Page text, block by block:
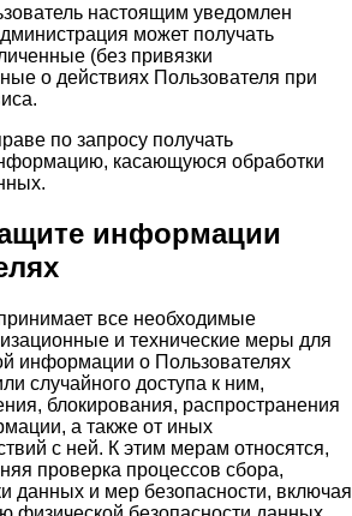
настоящим уведомлен
может получать
(без привязки
о действиях Пользователя при
по запросу получать
касающуюся обработки
информации
все необходимые
и технические меры для
информации о Пользователях
случайного доступа к ним,
блокирования, распространения
а также от иных
с ней. К этим мерам относятся,
проверка процессов сбора,
данных и мер безопасности, включая